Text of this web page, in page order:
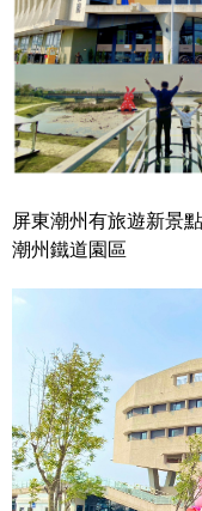
屏東潮州有旅遊新景
潮州鐵道園區